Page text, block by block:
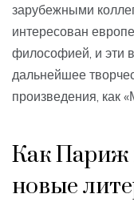
зарубежными
интересован
философией, и эти
дальнейшее
произведения, как
Как Париж
новые